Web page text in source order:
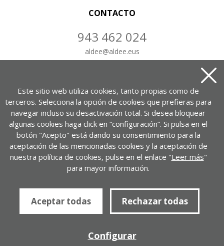
CONTACTO
943 462 024
aldee@aldee.eus
Portuetxe kalea, 37, 1-7. bul.
20018 Donostia – Gipuzkoa
VER EN GOOGLE MAPS
Política de privacidad Política de cookies
Desarrollado porALDEE.com Empresa de
Este sitio web utiliza cookies, tanto propias como de
terceros. Selecciona la opción de cookies que prefieras para
navegar incluso su desactivación total. Si desea bloquear
algunas cookies haga click en “configuración”. Si pulsa en el
botón "Acepto" está dando su consentimiento para la
aceptación de las mencionadas cookies y la aceptación de
nuestra política de cookies, pulse en el enlace "Leer más"
para mayor información.
Aceptar todas Rechazar todas
Configurar